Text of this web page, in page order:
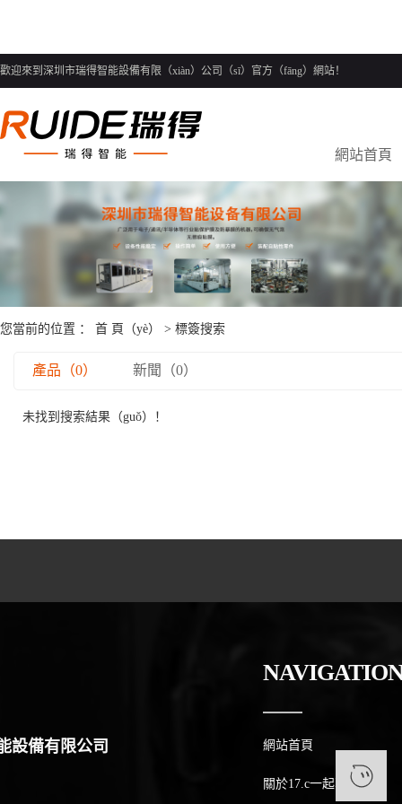
歡迎來到深圳市瑞得智能設備有限（xiàn）公司（sī）官方（fāng）網站！
網站首頁
您當前的位置 ： 首 頁（yè） > 標簽搜索
產品（0） 新聞（0）
未找到搜索結果（guǒ）！
設備有限公司 網站首頁
關於17.c一起草（men）